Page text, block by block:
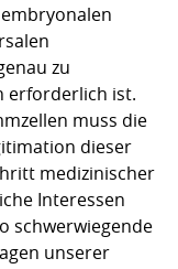
zu
erfor­derlich ist.
muss die
dieser
medi­­zinischer
Interessen
schwer­wiegende
unserer